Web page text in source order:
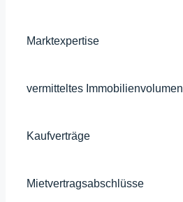
Marktexpertise
vermitteltes Immobilienvolumen
Kaufverträge
Mietvertragsabschlüsse